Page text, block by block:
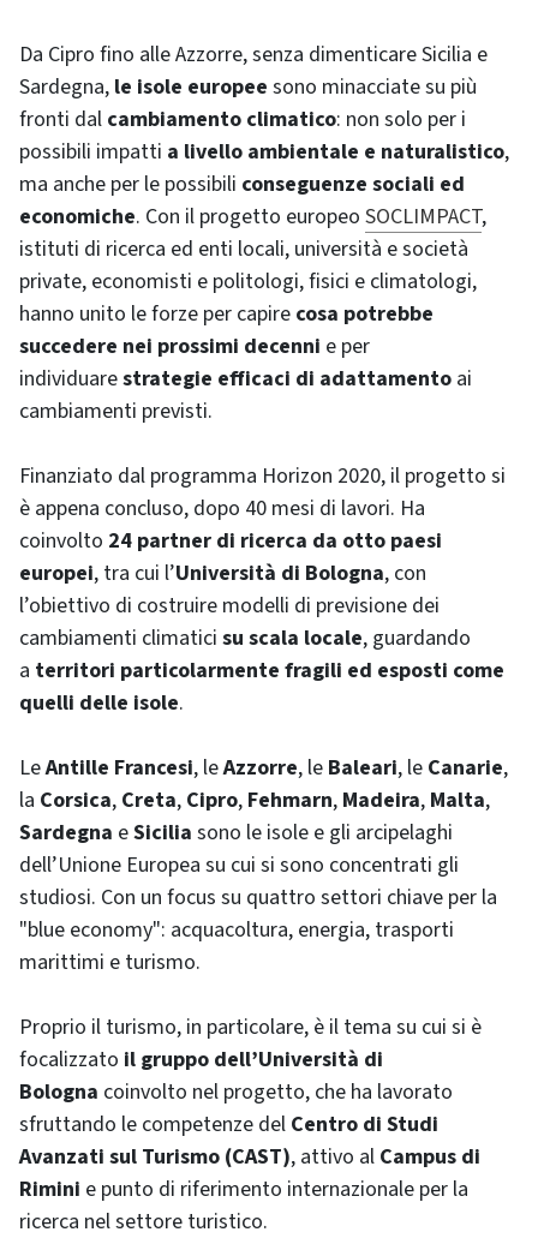
Da Cipro fino alle Azzorre, senza dimenticare Sicilia e
Sardegna, le isole europee sono minacciate su più
fronti dal cambiamento climatico: non solo per i
possibili impatti a livello ambientale e naturalistico,
ma anche per le possibili conseguenze sociali ed
economiche. Con il progetto europeo SOCLIMPACT,
istituti di ricerca ed enti locali, università e società
private, economisti e politologi, fisici e climatologi,
hanno unito le forze per capire cosa potrebbe
succedere nei prossimi decenni e per
individuarestrategie efficaci di adattamento ai
cambiamenti previsti.
Finanziato dal programma Horizon 2020, il progetto si
è appena concluso, dopo 40 mesi di lavori. Ha
coinvolto 24 partner di ricerca da otto paesi
europei, tra cui l’Università di Bologna, con
l’obiettivo di costruire modelli di previsione dei
cambiamenti climatici su scala locale, guardando
a territori particolarmente fragili ed esposti come
quelli delle isole.
LeAntille Francesi, leAzzorre, le Baleari, le Canarie,
la Corsica, Creta, Cipro, Fehmarn, Madeira, Malta,
Sardegna eSicilia sono le isole e gli arcipelaghi
dell’Unione Europea su cui si sono concentrati gli
studiosi. Con un focus su quattro settori chiave per la
"blue economy": acquacoltura, energia, trasporti
marittimi e turismo.
Proprio il turismo, in particolare, è il tema su cui si è
focalizzato il gruppo dell’Università di
Bologna coinvolto nel progetto, che ha lavorato
sfruttando le competenze del Centro di Studi
Avanzati sul Turismo (CAST), attivo al Campus di
Rimini e punto di riferimento internazionale per la
ricerca nel settore turistico.